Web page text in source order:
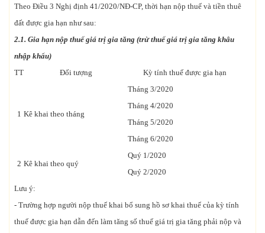
Theo Điều 3 Nghị định 41/2020/NĐ-CP, thời hạn nộp thuế và tiền thuê
đất được gia hạn như sau:
2.1. Gia hạn nộp thuế giá trị gia tăng (trừ thuế giá trị gia tăng khâu
nhập khẩu)
TT
Đối tượng Kỳ tính thuế được gia hạn
1 Kê khai theo tháng
Tháng 3/2020
Tháng 4/2020
Tháng 5/2020
Tháng 6/2020
2 Kê khai theo quý
Quý 1/2020
Quý 2/2020
Lưu ý:
- Trường hợp người nộp thuế khai bổ sung hồ sơ khai thuế của kỳ tính
thuế được gia hạn dẫn đến làm tăng số thuế giá trị gia tăng phải nộp và